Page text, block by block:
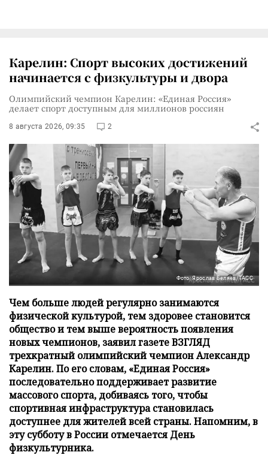
Карелин: Спорт высоких достижений
начинается с физкультуры и двора
Олимпийский чемпион Карелин: «Единая Россия»
делает спорт доступным для миллионов россиян
8 августа 2026, 09:35 2
Фото: Ярослав Беляев/ТАСС
Чем больше людей регулярно занимаются
физической культурой, тем здоровее становится
общество и тем выше вероятность появления
новых чемпионов, заявил газете ВЗГЛЯД
трехкратный олимпийский чемпион Александр
Карелин. По его словам, «Единая Россия»
последовательно поддерживает развитие
массового спорта, добиваясь того, чтобы
спортивная инфраструктура становилась
доступнее для жителей всей страны. Напомним, в
эту субботу в России отмечается День
физкультурника.